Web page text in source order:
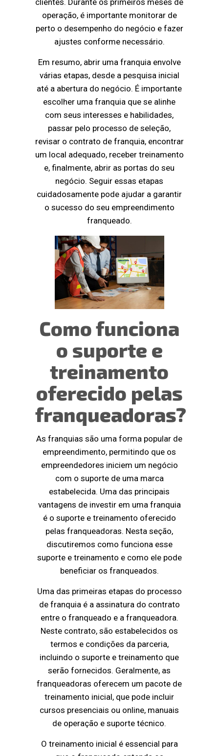
clientes. Durante os primeiros meses de
operação, é importante monitorar de
perto o desempenho do negócio e fazer
ajustes conforme necessário.
Em resumo, abrir uma franquia envolve
várias etapas, desde a pesquisa inicial
até a abertura do negócio. É importante
escolher uma franquia que se alinhe
com seus interesses e habilidades,
passar pelo processo de seleção,
revisar o contrato de franquia, encontrar
um local adequado, receber treinamento
e, finalmente, abrir as portas do seu
negócio. Seguir essas etapas
cuidadosamente pode ajudar a garantir
o sucesso do seu empreendimento
franqueado.
Como funciona
o suporte e
treinamento
oferecido pelas
franqueadoras?
As franquias são uma forma popular de
empreendimento, permitindo que os
empreendedores iniciem um negócio
com o suporte de uma marca
estabelecida. Uma das principais
vantagens de investir em uma franquia
é o suporte e treinamento oferecido
pelas franqueadoras. Nesta seção,
discutiremos como funciona esse
suporte e treinamento e como ele pode
beneficiar os franqueados.
Uma das primeiras etapas do processo
de franquia é a assinatura do contrato
entre o franqueado e a franqueadora.
Neste contrato, são estabelecidos os
termos e condições da parceria,
incluindo o suporte e treinamento que
serão fornecidos. Geralmente, as
franqueadoras oferecem um pacote de
treinamento inicial, que pode incluir
cursos presenciais ou online, manuais
de operação e suporte técnico.
O treinamento inicial é essencial para